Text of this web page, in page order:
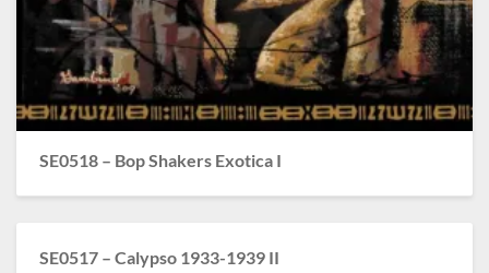
SE0518 – Bop Shakers Exotica I
SE0517 – Calypso 1933-1939 II